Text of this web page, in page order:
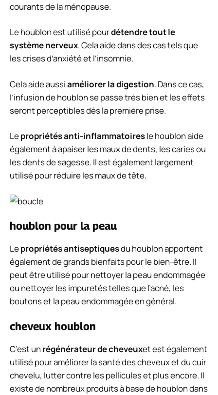
courants de la ménopause.
Le houblon est utilisé pourdétendre tout le
système nerveux. Cela aide dans des cas tels que
les crises d’anxiété et l’insomnie.
Cela aide aussiaméliorer la digestion. Dans ce cas,
l’infusion de houblon se passe très bien et les effets
seront perceptibles dès la première prise.
Lepropriétés anti-inflammatoiresle houblon aide
également à apaiser les maux de dents, les caries ou
les dents de sagesse. Il est également largement
utilisé pour réduire les maux de tête.
houblon pour la peau
Lepropriétés antiseptiquesdu houblon apportent
également de grands bienfaits pour le bien-être. Il
peut être utilisé pour nettoyer la peau endommagée
ou nettoyer les impuretés telles que l’acné, les
boutons et la peau endommagée en général.
cheveux houblon
C’est un régénérateur de cheveuxet est également
utilisé pour améliorer la santé des cheveux et du cuir
chevelu, lutter contre les pellicules et plus encore. Il
existe de nombreux produits à base de houblon dans